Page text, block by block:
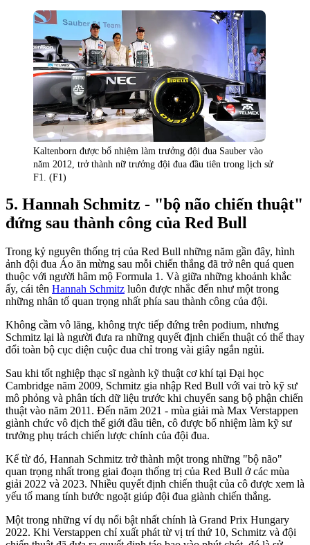
Kaltenborn được bổ nhiệm làm trưởng đội đua Sauber vào
năm 2012, trở thành nữ trưởng đội đua đầu tiên trong lịch sử
F1. (F1)
Hannah Schmitz - "bộ não chiến thuật"
đứng sau thành công của Red Bull
Trong kỷ nguyên thống trị của Red Bull những năm gần đây, hình
ảnh đội đua Áo ăn mừng sau mỗi chiến thắng đã trở nên quá quen
thuộc với người hâm mộ Formula 1. Và giữa những khoảnh khắc
ấy, cái tên Hannah Schmitz luôn được nhắc đến như một trong
những nhân tố quan trọng nhất phía sau thành công của đội.
Không cầm vô lăng, không trực tiếp đứng trên podium, nhưng
Schmitz lại là người đưa ra những quyết định chiến thuật có thể thay
đổi toàn bộ cục diện cuộc đua chỉ trong vài giây ngắn ngủi.
Sau khi tốt nghiệp thạc sĩ ngành kỹ thuật cơ khí tại Đại học
Cambridge năm 2009, Schmitz gia nhập Red Bull với vai trò kỹ sư
mô phỏng và phân tích dữ liệu trước khi chuyển sang bộ phận chiến
thuật vào năm 2011. Đến năm 2021 - mùa giải mà Max Verstappen
giành chức vô địch thế giới đầu tiên, cô được bổ nhiệm làm kỹ sư
trưởng phụ trách chiến lược chính của đội đua.
Kể từ đó, Hannah Schmitz trở thành một trong những "bộ não"
quan trọng nhất trong giai đoạn thống trị của Red Bull ở các mùa
giải 2022 và 2023. Nhiều quyết định chiến thuật của cô được xem là
yếu tố mang tính bước ngoặt giúp đội đua giành chiến thắng.
Một trong những ví dụ nổi bật nhất chính là Grand Prix Hungary
2022. Khi Verstappen chỉ xuất phát từ vị trí thứ 10, Schmitz và đội